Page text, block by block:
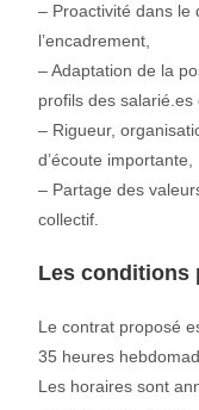
– Proactivité dans le
l’encadrement,
– Adaptation de la
profils des salarié.es
– Rigueur,
d’écoute importante,
– Partage des
collectif.
Les conditions
Le contrat proposé
35 heures
Les horaires sont